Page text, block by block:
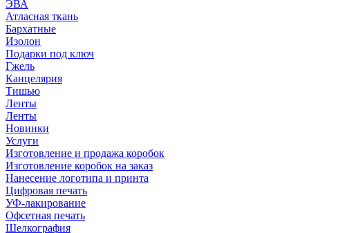
ЭВА
Атласная ткань
Бархатные
Изолон
Подарки под ключ
Гжель
Канцелярия
Тишью
Ленты
Ленты
Новинки
Услуги
Изготовление и продажа коробок
Изготовление коробок на заказ
Нанесение логотипа и принта
Цифровая печать
УФ-лакирование
Офсетная печать
Шелкография